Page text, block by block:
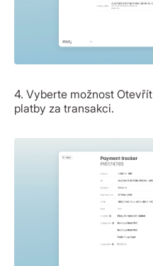
4. Vyberte možnost
platby za transakci.